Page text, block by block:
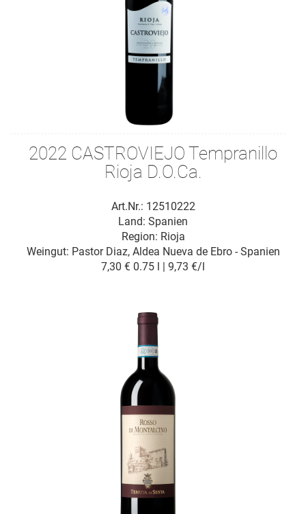
2022 CASTROVIEJO Tempranillo
Rioja D.O.Ca.
Art.Nr.: 12510222
Land: Spanien
Weingut: Pastor Diaz, Aldea Nueva de Ebro - Spanien
Region: Rioja
7,30 € 0.75 l | 9,73 €/l